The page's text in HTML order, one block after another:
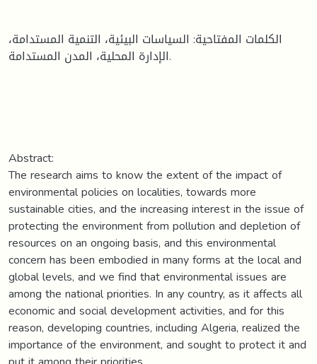
الكلمات المفتاحية: السياسات البيئية، التنمية المستدامة،
الإدارة المحلية، المدن المستدامة.
Abstract:
The research aims to know the extent of the impact of
environmental policies on localities, towards more
sustainable cities, and the increasing interest in the issue of
protecting the environment from pollution and depletion of
resources on an ongoing basis, and this environmental
concern has been embodied in many forms at the local and
global levels, and we find that environmental issues are
among the national priorities. In any country, as it affects all
economic and social development activities, and for this
reason, developing countries, including Algeria, realized the
importance of the environment, and sought to protect it and